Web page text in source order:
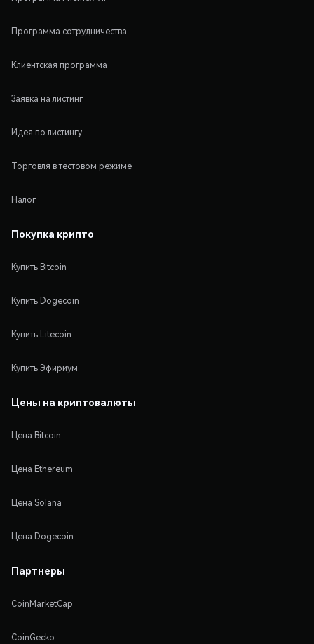
Программа сотрудничества
Клиентская программа
Заявка на листинг
Идея по листингу
Торговля в тестовом режиме
Налог
Покупка крипто
Купить Bitcoin
Купить Dogecoin
Купить Litecoin
Купить Эфириум
Цены на криптовалюты
Цена Bitcoin
Цена Ethereum
Цена Solana
Цена Dogecoin
Партнеры
CoinMarketCap
CoinGecko